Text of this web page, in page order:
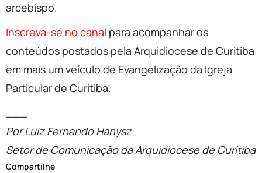
arcebispo.
Inscreva-se no canal para acompanhar os
conteúdos postados pela Arquidiocese de Curitiba
em mais um veículo de Evangelização da Igreja
Particular de Curitiba.
Por Luiz Fernando Hanysz
Setor de Comunicação da Arquidiocese de Curitiba
Compartilhe